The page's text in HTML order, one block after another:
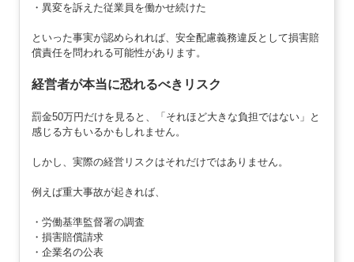
・異変を訴えた従業員を働かせ続けた
といった事実が認められれば、安全配慮義務違反として損害賠
償責任を問われる可能性があります。
経営者が本当に恐れるべきリスク
罰金50万円だけを見ると、「それほど大きな負担ではない」と
感じる方もいるかもしれません。
しかし、実際の経営リスクはそれだけではありません。
例えば重大事故が起きれば、
・労働基準監督署の調査
・損害賠償請求
・企業名の公表